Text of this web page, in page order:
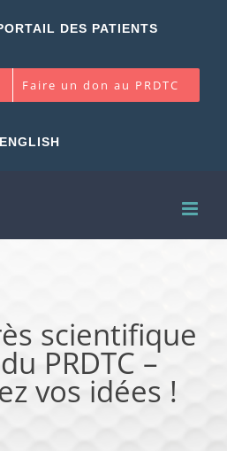
DES PATIENTS
Faire un don au PRDTC
ENGLISH
scientifique
PRDTC –
vos idées !